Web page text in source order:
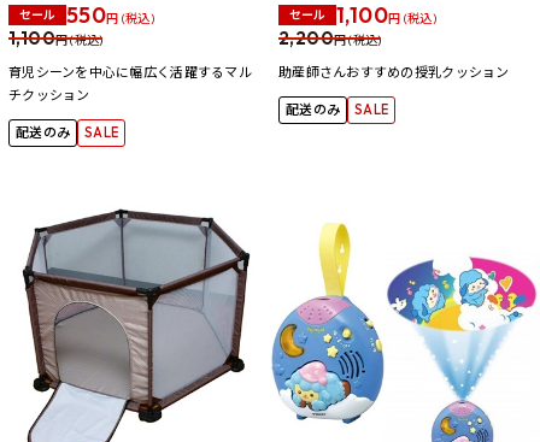
セール 550円 (税込)
1,100円 (税込)
育児シーンを中心に幅広く活躍するマル
チクッション
配送のみ SALE
セール 1,100円 (税込)
2,200円 (税込)
助産師さんおすすめの授乳クッション
配送のみ SALE